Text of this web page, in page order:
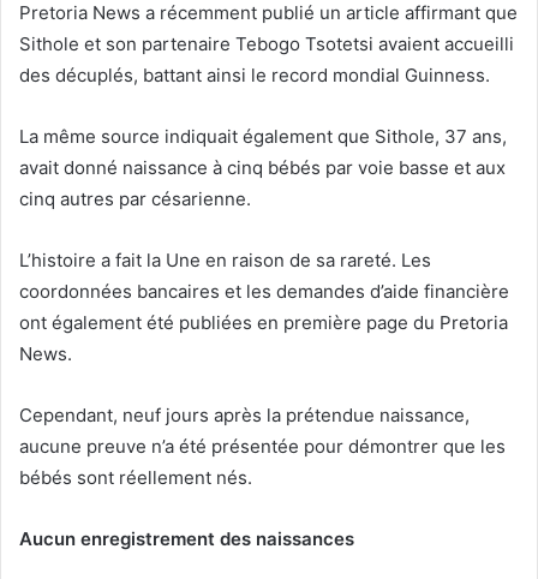
Pretoria News a récemment publié un article affirmant que
Sithole et son partenaire Tebogo Tsotetsi avaient accueilli
des décuplés, battant ainsi le record mondial Guinness.
La même source indiquait également que Sithole, 37 ans,
avait donné naissance à cinq bébés par voie basse et aux
cinq autres par césarienne.
L’histoire a fait la Une en raison de sa rareté. Les
coordonnées bancaires et les demandes d’aide financière
ont également été publiées en première page du Pretoria
News.
Cependant, neuf jours après la prétendue naissance,
aucune preuve n’a été présentée pour démontrer que les
bébés sont réellement nés.
Aucun enregistrement des naissances